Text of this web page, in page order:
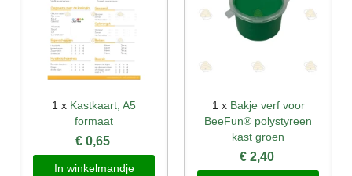
1 x Kastkaart, A5
formaat
€ 0,65
In winkelmandje
1 x Bakje verf voor
BeeFun® polystyreen
kast groen
€ 2,40